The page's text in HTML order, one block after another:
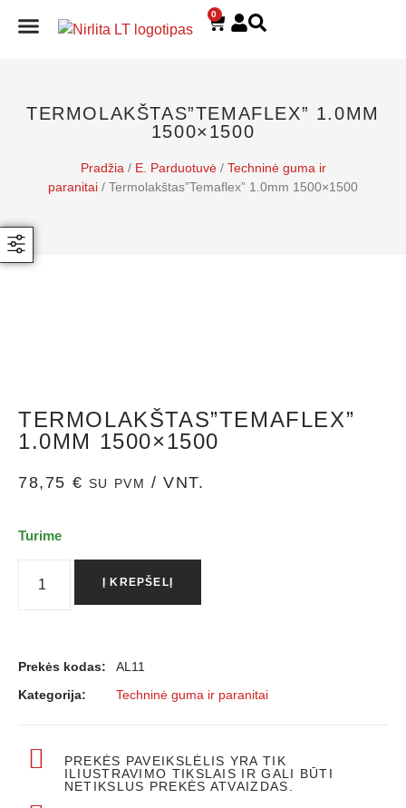
0
TERMOLAKŠTAS”TEMAFLEX” 1.0MM
1500×1500
Pradžia / E. Parduotuvė/ Techninė guma ir
paranitai / Termolakštas”Temaflex” 1.0mm 1500×1500
TERMOLAKŠTAS”TEMAFLEX”
1.0MM 1500×1500
78,75 € SU PVM / VNT.
Turime
Į KREPŠELĮ
Prekės kodas:
AL11
Kategorija:
Techninė guma ir paranitai
PREKĖS PAVEIKSLĖLIS YRA TIK
ILIUSTRAVIMO TIKSLAIS IR GALI BŪTI
NETIKSLUS PREKĖS ATVAIZDAS.